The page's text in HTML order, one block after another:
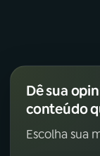
Dê sua
conteúdo
Escolha sua